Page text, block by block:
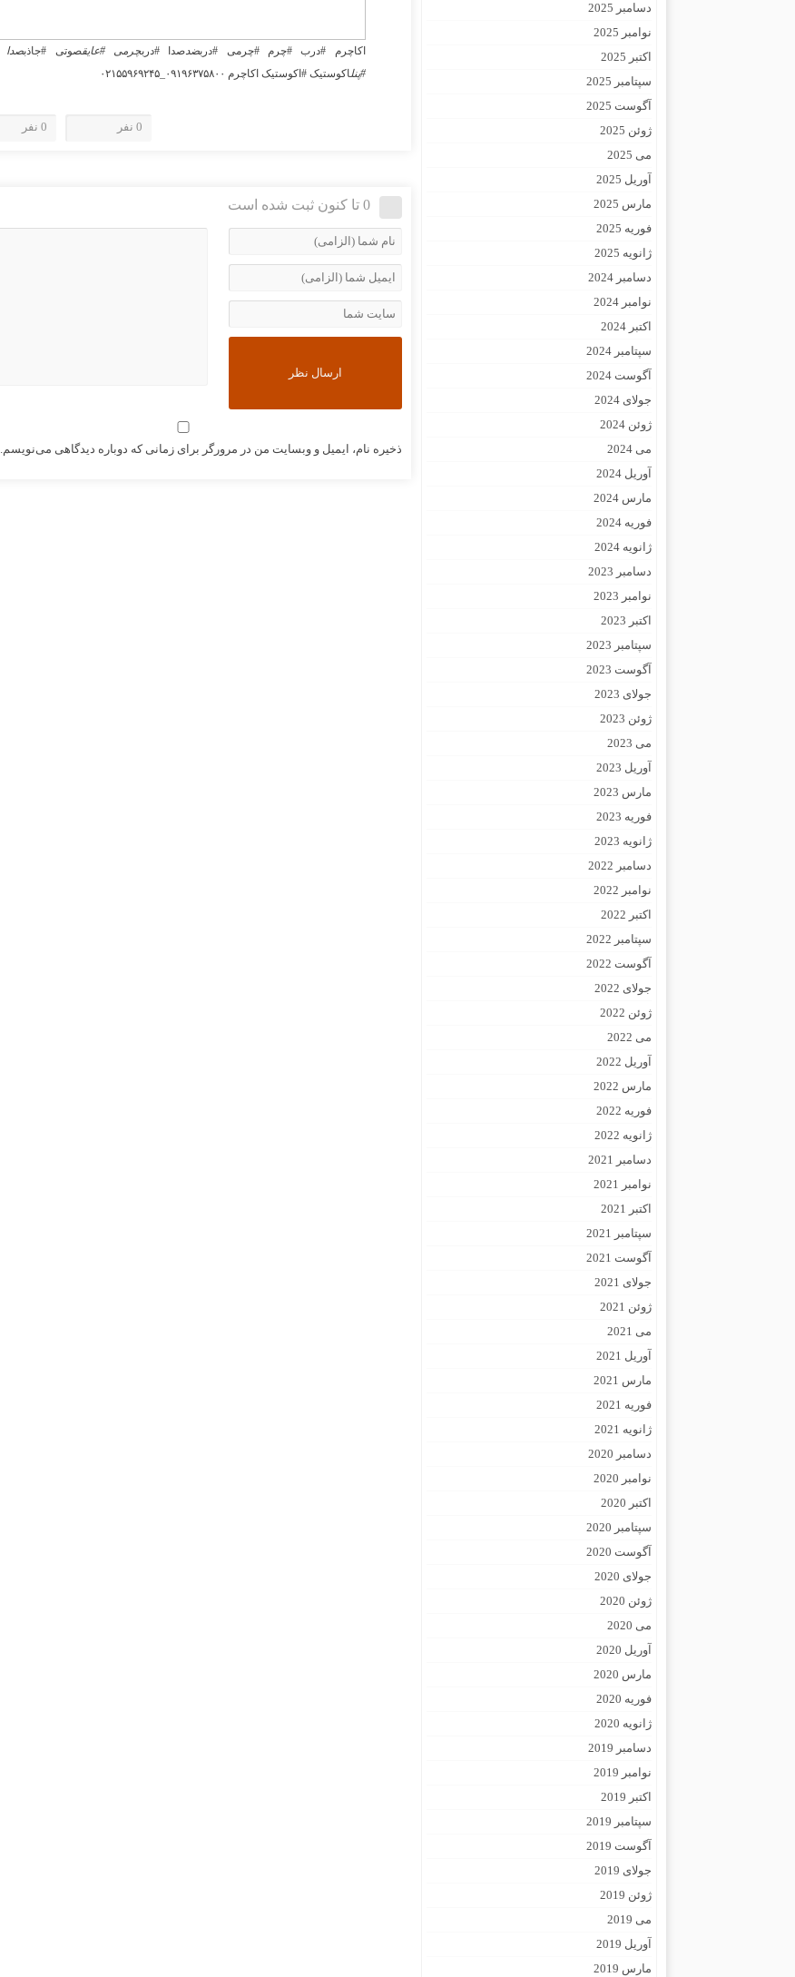
اکاچرم #درب #چرم #چرمی #دربضدصدا #دربچرمی #عایقصوتی #جاذبصدا
#پنلاکوستیک #اکوستیک اکاچرم ۰۹۱۹۶۳۷۵۸۰۰_۰۲۱۵۵۹۶۹۲۴۵
0 نفر 0 نفر
0 تا کنون ثبت شده است
ذخیره نام، ایمیل و وبسایت من در مرورگر برای زمانی که دوباره دیدگاهی می‌نویسم.
دسامبر 2025
نوامبر 2025
اکتبر 2025
سپتامبر 2025
آگوست 2025
ژوئن 2025
می 2025
آوریل 2025
مارس 2025
فوریه 2025
ژانویه 2025
دسامبر 2024
نوامبر 2024
اکتبر 2024
سپتامبر 2024
آگوست 2024
جولای 2024
ژوئن 2024
می 2024
آوریل 2024
مارس 2024
فوریه 2024
ژانویه 2024
دسامبر 2023
نوامبر 2023
اکتبر 2023
سپتامبر 2023
آگوست 2023
جولای 2023
ژوئن 2023
می 2023
آوریل 2023
مارس 2023
فوریه 2023
ژانویه 2023
دسامبر 2022
نوامبر 2022
اکتبر 2022
سپتامبر 2022
آگوست 2022
جولای 2022
ژوئن 2022
می 2022
آوریل 2022
مارس 2022
فوریه 2022
ژانویه 2022
دسامبر 2021
نوامبر 2021
اکتبر 2021
سپتامبر 2021
آگوست 2021
جولای 2021
ژوئن 2021
می 2021
آوریل 2021
مارس 2021
فوریه 2021
ژانویه 2021
دسامبر 2020
نوامبر 2020
اکتبر 2020
سپتامبر 2020
آگوست 2020
جولای 2020
ژوئن 2020
می 2020
آوریل 2020
مارس 2020
فوریه 2020
ژانویه 2020
دسامبر 2019
نوامبر 2019
اکتبر 2019
سپتامبر 2019
آگوست 2019
جولای 2019
ژوئن 2019
می 2019
آوریل 2019
مارس 2019